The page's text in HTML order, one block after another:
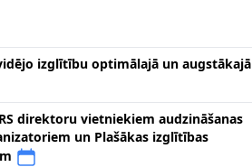
izglītību optimālajā un augstākajā
direktoru vietniekiem audzināšanas
un Plašākas izglītības